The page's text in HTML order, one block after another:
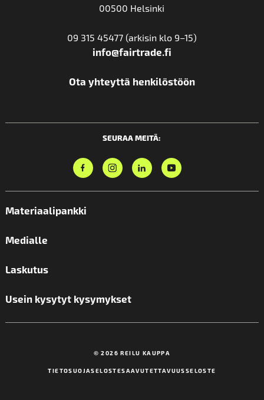
00500 Helsinki
09 315 45477 (arkisin klo 9–15)
info@fairtrade.fi
Ota yhteyttä henkilöstöön
SEURAA MEITÄ:
Materiaalipankki
Medialle
Laskutus
Usein kysytyt kysymykset
© 2026 REILU KAUPPA
TIETOSUOJASELOSTESAAVUTETTAVUUSSELOSTE